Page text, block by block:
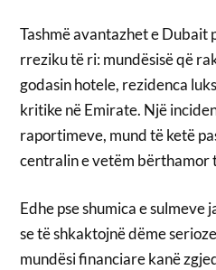
Tashmë avantazhet e Dubait
rreziku të ri: mundësisë që
godasin hotele, rezidenca
kritike në Emirate. Një
raportimeve, mund të ketë
centralin e vetëm bërthamor
Edhe pse shumica e
se të shkaktojnë dëme
mundësi financiare kanë